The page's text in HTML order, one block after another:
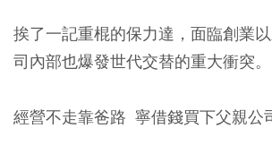
挨了一記重棍的保力達，面臨創業
司內部也爆發世代交替的重大衝突。
經營不走靠爸路 寧借錢買下父親公